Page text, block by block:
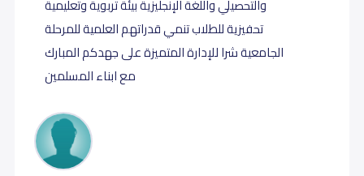
والتحصيلي واللغة الإنجليزية بيئة تربوية وتعليمية
تحفيزية للطلاب تنمي قدراتهم العلمية للمرحلة
الجامعية شرا للإدارة المتميزة على جهدكم المبارك
مع ابناء المسلمين